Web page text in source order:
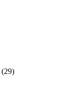
(29)